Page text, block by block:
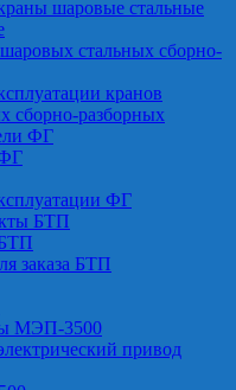
шаровые стальные
стальных сборно-
кранов
сборно-разборных
ФГ
ФГ
БТП
заказа БТП
МЭП-3500
привод